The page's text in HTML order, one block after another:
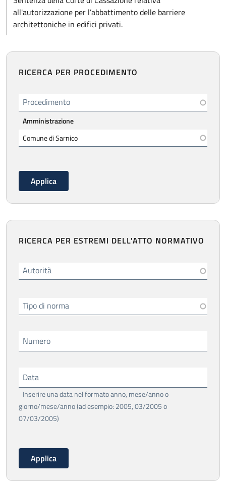
all'autorizzazione per l’abbattimento delle barriere
architettoniche in edifici privati.
RICERCA PER PROCEDIMENTO
Procedimento
Amministrazione
RICERCA PER ESTREMI DELL'ATTO NORMATIVO
Autorità
Tipo di norma
Numero
Data
Inserire una data nel formato anno, mese/anno o
giorno/mese/anno (ad esempio: 2005, 03/2005 o
07/03/2005)